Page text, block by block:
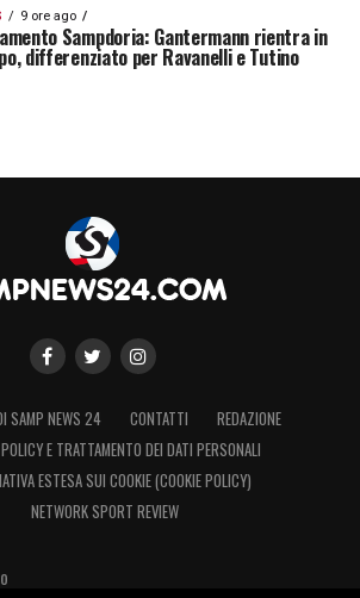
9 ore ago
Sampdoria: Gantermann rientra in
differenziato per Ravanelli e Tutino
SAMP NEWS 24 CONTATTI
REDAZIONE
E TRATTAMENTO DEI DATI PERSONALI
ESTESA SUI COOKIE (COOKIE POLICY)
NETWORK SPORT REVIEW